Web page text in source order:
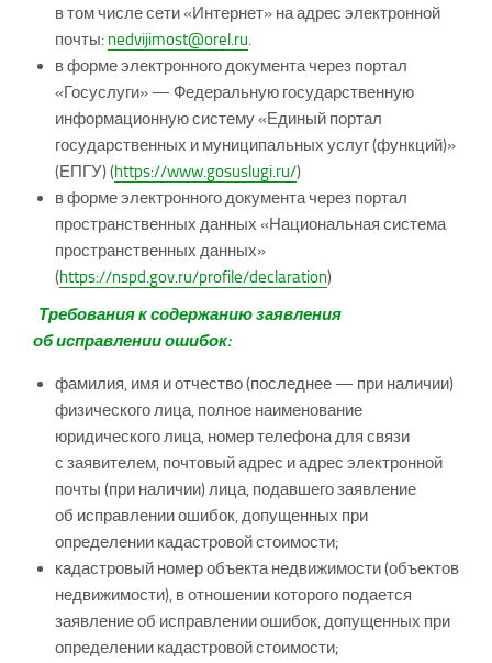
в том числе сети «Интернет» на адрес электронной
почты: nedvijimost@orel.ru.
в форме электронного документа через портал
«Госуслуги» — Федеральную государственную
информационную систему «Единый портал
государственных и муниципальных услуг (функций)»
(ЕПГУ) (https://www.gosuslugi.ru/)
в форме электронного документа через портал
пространственных данных «Национальная система
пространственных данных»
(https://nspd.gov.ru/profile/declaration)
Требования к содержанию заявления
об исправлении ошибок:
фамилия, имя и отчество (последнее — при наличии)
физического лица, полное наименование
юридического лица, номер телефона для связи
с заявителем, почтовый адрес и адрес электронной
почты (при наличии) лица, подавшего заявление
об исправлении ошибок, допущенных при
определении кадастровой стоимости;
кадастровый номер объекта недвижимости (объектов
недвижимости), в отношении которого подается
заявление об исправлении ошибок, допущенных при
определении кадастровой стоимости;